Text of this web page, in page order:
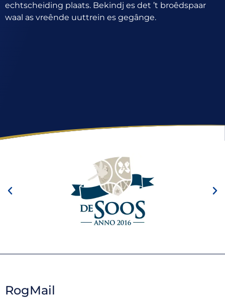
echtscheiding plaats. Bekindj es det ’t broêdspaar
waal as vreênde uuttrein es gegânge.
RogMail